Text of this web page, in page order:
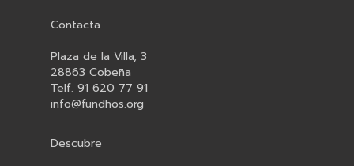
Contacta
Plaza de la Villa, 3
28863 Cobeña
Telf. 91 620 77 91
info@fundhos.org
Descubre